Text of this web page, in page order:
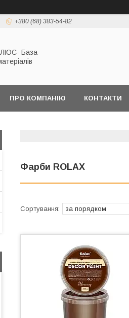
+380 (68) 383-54-82
База
ПРО КОМПАНІЮ КОНТАКТИ
Фарби ROLAX